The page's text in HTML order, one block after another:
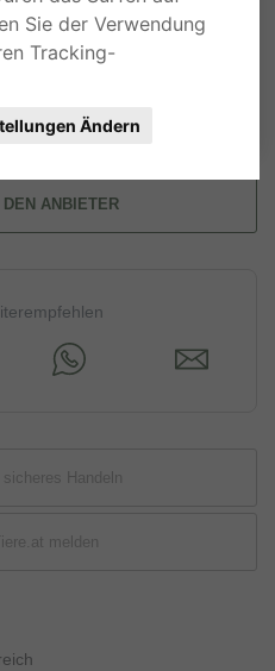
Sie der Verwendung
Tracking-
Ändern
ANBIETER
Handeln
melden